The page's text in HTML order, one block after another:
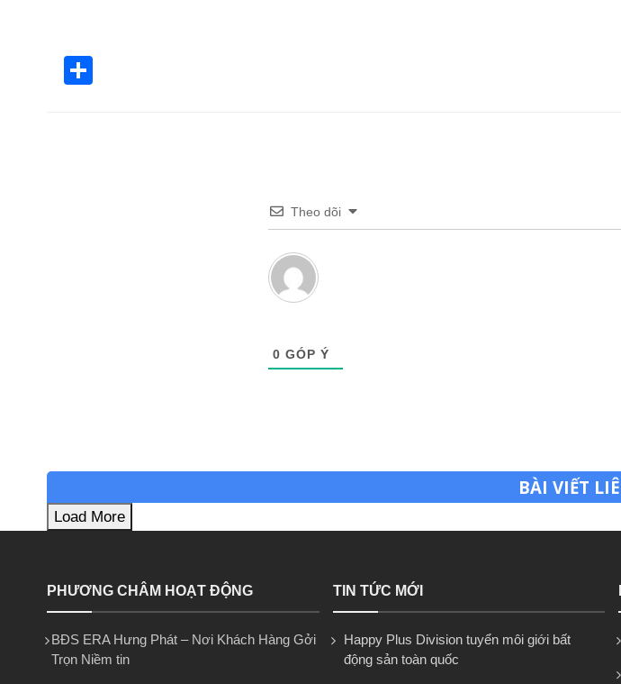
Theo dõi
0 GÓP Ý
BÀI VIẾT
Load More
PHƯƠNG CHÂM HOẠT ĐỘNG
BĐS ERA Hưng Phát – Nơi Khách Hàng Gởi
Trọn Niềm tin
TIN TỨC MỚI
Happy Plus Division tuyển môi giới bất
động sản toàn quốc